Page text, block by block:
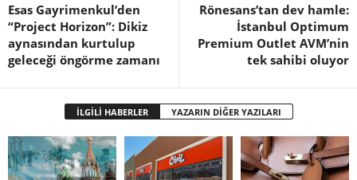
Esas Gayrimenkul’den
“Project Horizon”: Dikiz
aynasından kurtulup
geleceği öngörme zamanı
Rönesans’tan dev hamle:
İstanbul Optimum
Premium Outlet AVM’nin
tek sahibi oluyor
İLGİLİ HABERLER YAZARIN DİĞER YAZILARI